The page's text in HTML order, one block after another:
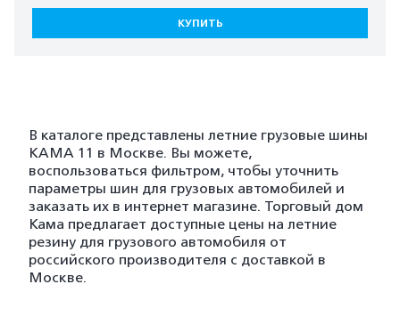
КУПИТЬ
В каталоге представлены летние грузовые шины
KAMA 11 в Москве. Вы можете,
воспользоваться фильтром, чтобы уточнить
параметры шин для грузовых автомобилей и
заказать их в интернет магазине. Торговый дом
Кама предлагает доступные цены на летние
резину для грузового автомобиля от
российского производителя с доставкой в
Москве.